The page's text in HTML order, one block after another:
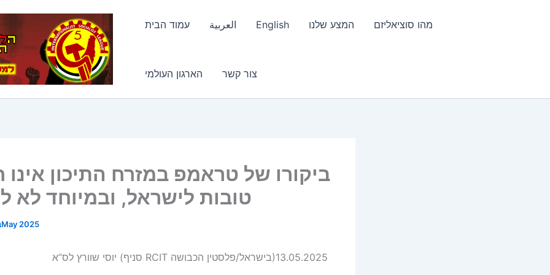
עמוד הבית العربية English המצע שלנו מהו סוציאליזם
הארגון העולמי צור קשר
ביקורו של טראמפ במזרח התיכון
טובות לישראל, ובמיוחד לא
13 בMay 2025